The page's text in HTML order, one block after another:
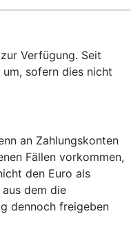
Verfügung. Seit
sofern dies nicht
an Zahlungskonten
Fällen vorkommen,
den Euro als
dem die
dennoch freigeben